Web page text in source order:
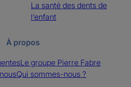
La santé des dents de
l’enfant
À propos
Le groupe Pierre Fabre
Qui sommes-nous ?